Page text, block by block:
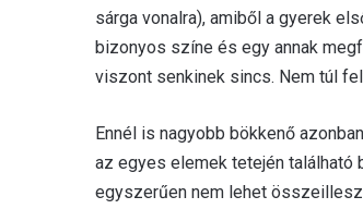
sárga vonalra), amiből a gyerek
bizonyos színe és egy annak
viszont senkinek sincs. Nem túl
Ennél is nagyobb bökkenő
az egyes elemek tetején található
egyszerűen nem lehet